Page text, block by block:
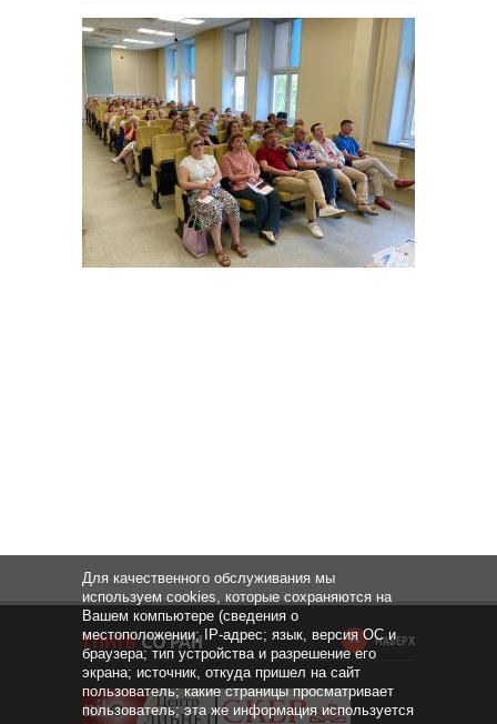
НАВЕРХ
Для качественного обслуживания мы
используем cookies, которые сохраняются на
Вашем компьютере (сведения о
местоположении; IP-адрес; язык, версия ОС и
браузера; тип устройства и разрешение его
экрана; источник, откуда пришел на сайт
пользователь; какие страницы просматривает
пользователь; эта же информация используется